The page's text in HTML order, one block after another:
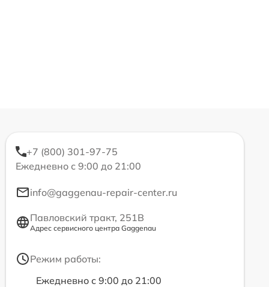
+7 (800) 301-97-75
Ежедневно с 9:00 до 21:00
info@gaggenau-repair-center.ru
Павловский тракт, 251В
Адрес сервисного центра Gaggenau
Режим работы:
Ежедневно с 9:00 до 21:00